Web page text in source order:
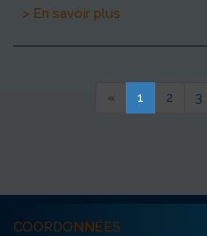
> En savoir plus
« 1 2 3
COORDONNÉES